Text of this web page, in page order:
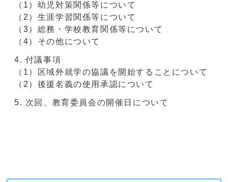
（1）幼児対策関係等について
（2）生涯学習関係等について
（3）総務・学校教育関係等について
（4）その他について
付議事項
（1）区域外就学の協議を開始することについて
（2）後援名義の使用承認について
次回、教育委員会の開催日について